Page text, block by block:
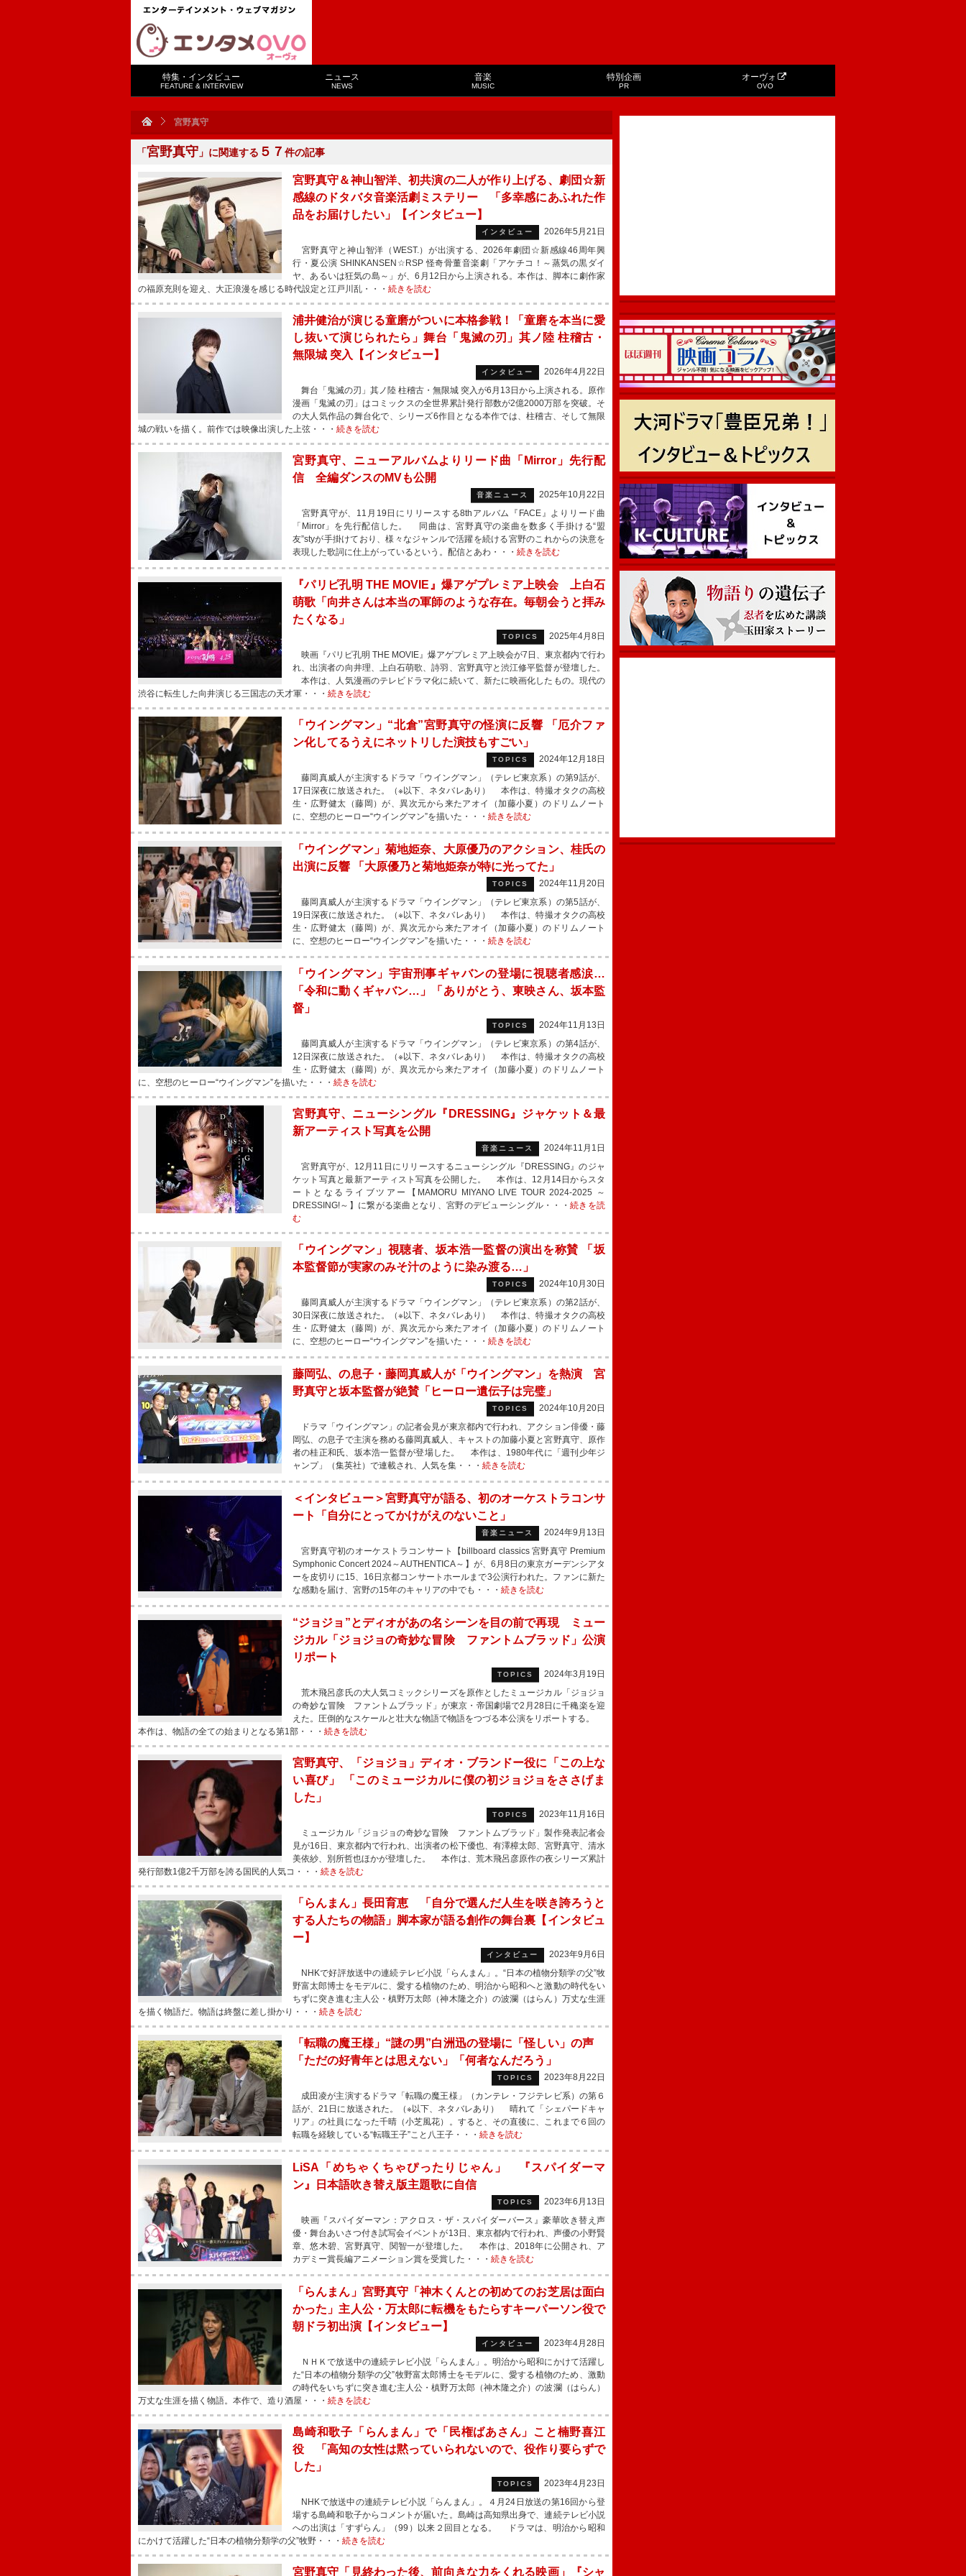
特集・インタビュー
FEATURE & INTERVIEW
ニュース
NEWS
音楽
MUSIC
特別企画
PR
オーヴォ
OVO
宮野真守
「宮野真守 」に関連する ５７ 件の記事
宮野真守＆神山智洋、初共演の二人が作り上げる、劇団☆新
感線のドタバタ音楽活劇ミステリー 「多幸感にあふれた作
品をお届けしたい」【インタビュー】
インタビュー
2026年5月21日
宮野真守と神山智洋（WEST.）が出演する、2026年劇団☆新感線46周年興
行・夏公演 SHINKANSEN☆RSP 怪奇骨董音楽劇「アケチコ！～蒸気の黒ダイ
ヤ、あるいは狂気の島～」が、6月12日から上演される。本作は、脚本に劇作家
の福原充則を迎え、大正浪漫を感じる時代設定と江戸川乱・・・ 続きを読む
浦井健治が演じる童磨がついに本格参戦！「童磨を本当に愛
し抜いて演じられたら」舞台「鬼滅の刃」其ノ陸 柱稽古・
無限城 突入【インタビュー】
インタビュー
2026年4月22日
舞台「鬼滅の刃」其ノ陸 柱稽古・無限城 突入が6月13日から上演される。原作
漫画「鬼滅の刃」はコミックスの全世界累計発行部数が2億2000万部を突破。そ
の大人気作品の舞台化で、シリーズ6作目となる本作では、柱稽古、そして無限
城の戦いを描く。前作では映像出演した上弦・・・ 続きを読む
宮野真守、ニューアルバムよりリード曲「Mirror」先行配
信 全編ダンスのMVも公開
音楽ニュース
2025年10月22日
宮野真守が、11月19日にリリースする8thアルバム『FACE』よりリード曲
「Mirror」を先行配信した。 同曲は、宮野真守の楽曲を数多く手掛ける“盟
友”styが手掛けており、様々なジャンルで活躍を続ける宮野のこれからの決意を
表現した歌詞に仕上がっているという。配信とあわ・・・ 続きを読む
『パリピ孔明 THE MOVIE』爆アゲプレミア上映会 上白石
萌歌「向井さんは本当の軍師のような存在。毎朝会うと拝み
たくなる」
TOPICS
2025年4月8日
映画『パリピ孔明 THE MOVIE』爆アゲプレミア上映会が7日、東京都内で行わ
れ、出演者の向井理、上白石萌歌、詩羽、宮野真守と渋江修平監督が登壇した。
本作は、人気漫画のテレビドラマ化に続いて、新たに映画化したもの。現代の
渋谷に転生した向井演じる三国志の天才軍・・・ 続きを読む
「ウイングマン」“北倉”宮野真守の怪演に反響 「厄介ファ
ン化してるうえにネットリした演技もすごい」
TOPICS
2024年12月18日
藤岡真威人が主演するドラマ「ウイングマン」（テレビ東京系）の第9話が、
17日深夜に放送された。（※以下、ネタバレあり） 本作は、特撮オタクの高校
生・広野健太（藤岡）が、異次元から来たアオイ（加藤小夏）のドリムノート
に、空想のヒーロー“ウイングマン”を描いた・・・ 続きを読む
「ウイングマン」菊地姫奈、大原優乃のアクション、桂氏の
出演に反響 「大原優乃と菊地姫奈が特に光ってた」
TOPICS
2024年11月20日
藤岡真威人が主演するドラマ「ウイングマン」（テレビ東京系）の第5話が、
19日深夜に放送された。（※以下、ネタバレあり） 本作は、特撮オタクの高校
生・広野健太（藤岡）が、異次元から来たアオイ（加藤小夏）のドリムノート
に、空想のヒーロー“ウイングマン”を描いた・・・ 続きを読む
「ウイングマン」宇宙刑事ギャバンの登場に視聴者感涙…
「令和に動くギャバン…」「ありがとう、東映さん、坂本監
督」
TOPICS
2024年11月13日
藤岡真威人が主演するドラマ「ウイングマン」（テレビ東京系）の第4話が、
12日深夜に放送された。（※以下、ネタバレあり） 本作は、特撮オタクの高校
生・広野健太（藤岡）が、異次元から来たアオイ（加藤小夏）のドリムノート
に、空想のヒーロー“ウイングマン”を描いた・・・ 続きを読む
宮野真守、ニューシングル『DRESSING』ジャケット＆最
新アーティスト写真を公開
音楽ニュース
2024年11月1日
宮野真守が、12月11日にリリースするニューシングル『DRESSING』のジャ
ケット写真と最新アーティスト写真を公開した。 本作は、12月14日からスタ
ートとなるライブツアー【MAMORU MIYANO LIVE TOUR 2024-2025 ～
DRESSING!～】に繋がる楽曲となり、宮野のデビューシングル・・・続きを読
む
「ウイングマン」視聴者、坂本浩一監督の演出を称賛 「坂
本監督節が実家のみそ汁のように染み渡る…」
TOPICS
2024年10月30日
藤岡真威人が主演するドラマ「ウイングマン」（テレビ東京系）の第2話が、
30日深夜に放送された。（※以下、ネタバレあり） 本作は、特撮オタクの高校
生・広野健太（藤岡）が、異次元から来たアオイ（加藤小夏）のドリムノート
に、空想のヒーロー“ウイングマン”を描いた・・・ 続きを読む
藤岡弘、の息子・藤岡真威人が「ウイングマン」を熱演 宮
野真守と坂本監督が絶賛「ヒーロー遺伝子は完璧」
TOPICS
2024年10月20日
ドラマ「ウイングマン」の記者会見が東京都内で行われ、アクション俳優・藤
岡弘、の息子で主演を務める藤岡真威人、キャストの加藤小夏と宮野真守、原作
者の桂正和氏、坂本浩一監督が登場した。 本作は、1980年代に「週刊少年ジ
ャンプ」（集英社）で連載され、人気を集・・・ 続きを読む
＜インタビュー＞宮野真守が語る、初のオーケストラコンサ
ート「自分にとってかけがえのないこと」
音楽ニュース
2024年9月13日
宮野真守初のオーケストラコンサート【billboard classics 宮野真守 Premium
Symphonic Concert 2024～AUTHENTICA～】が、6月8日の東京ガーデンシアタ
ーを皮切りに15、16日京都コンサートホールまで3公演行われた。ファンに新た
な感動を届け、宮野の15年のキャリアの中でも・・・ 続きを読む
“ジョジョ”とディオがあの名シーンを目の前で再現 ミュー
ジカル「ジョジョの奇妙な冒険 ファントムブラッド」公演
リポート
TOPICS
2024年3月19日
荒木飛呂彦氏の大人気コミックシリーズを原作としたミュージカル「ジョジョ
の奇妙な冒険 ファントムブラッド」が東京・帝国劇場で2月28日に千穐楽を迎
えた。圧倒的なスケールと壮大な物語で物語をつづる本公演をリポートする。
本作は、物語の全ての始まりとなる第1部・・・ 続きを読む
宮野真守、「ジョジョ」ディオ・ブランドー役に「この上な
い喜び」 「このミュージカルに僕の初ジョジョをささげま
した」
TOPICS
2023年11月16日
ミュージカル「ジョジョの奇妙な冒険 ファントムブラッド」製作発表記者会
見が16日、東京都内で行われ、出演者の松下優也、有澤樟太郎、宮野真守、清水
美依紗、別所哲也ほかが登壇した。 本作は、荒木飛呂彦原作の夜シリーズ累計
発行部数1億2千万部を誇る国民的人気コ・・・ 続きを読む
「らんまん」長田育恵 「自分で選んだ人生を咲き誇ろうと
する人たちの物語」脚本家が語る創作の舞台裏【インタビュ
ー】
インタビュー
2023年9月6日
NHKで好評放送中の連続テレビ小説「らんまん」。“日本の植物分類学の父”牧
野富太郎博士をモデルに、愛する植物のため、明治から昭和へと激動の時代をい
ちずに突き進む主人公・槙野万太郎（神木隆之介）の波瀾（はらん）万丈な生涯
を描く物語だ。物語は終盤に差し掛かり・・・ 続きを読む
「転職の魔王様」“謎の男”白洲迅の登場に「怪しい」の声
「ただの好青年とは思えない」「何者なんだろう」
TOPICS
2023年8月22日
成田凌が主演するドラマ「転職の魔王様」（カンテレ・フジテレビ系）の第６
話が、21日に放送された。（※以下、ネタバレあり） 晴れて「シェパードキャ
リア」の社員になった千晴（小芝風花）。すると、その直後に、これまで６回の
転職を経験している“転職王子”こと八王子・・・ 続きを読む
LiSA「めちゃくちゃぴったりじゃん」 『スパイダーマ
ン』日本語吹き替え版主題歌に自信
TOPICS
2023年6月13日
映画『スパイダーマン：アクロス・ザ・スパイダーバース』豪華吹き替え声
優・舞台あいさつ付き試写会イベントが13日、東京都内で行われ、声優の小野賢
章、悠木碧、宮野真守、関智一が登壇した。 本作は、2018年に公開され、ア
カデミー賞長編アニメーション賞を受賞した・・・ 続きを読む
「らんまん」宮野真守「神木くんとの初めてのお芝居は面白
かった」主人公・万太郎に転機をもたらすキーパーソン役で
朝ドラ初出演【インタビュー】
インタビュー
2023年4月28日
ＮＨＫで放送中の連続テレビ小説「らんまん」。明治から昭和にかけて活躍し
た“日本の植物分類学の父”牧野富太郎博士をモデルに、愛する植物のため、激動
の時代をいちずに突き進む主人公・槙野万太郎（神木隆之介）の波瀾（はらん）
万丈な生涯を描く物語。本作で、造り酒屋・・・ 続きを読む
島崎和歌子「らんまん」で「民権ばあさん」こと楠野喜江
役 「高知の女性は黙っていられないので、役作り要らずで
した」
TOPICS
2023年4月23日
NHKで放送中の連続テレビ小説「らんまん」。４月24日放送の第16回から登
場する島崎和歌子からコメントが届いた。島崎は高知県出身で、連続テレビ小説
への出演は「すずらん」（99）以来２回目となる。 ドラマは、明治から昭和
にかけて活躍した“日本の植物分類学の父”牧野・・・ 続きを読む
宮野真守「見終わった後、前向きな力をくれる映画」『シャ